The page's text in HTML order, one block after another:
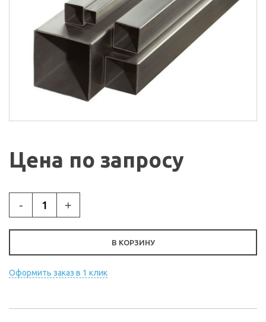
Цена по запросу
- +
В КОРЗИНУ
Оформить заказ в 1 клик